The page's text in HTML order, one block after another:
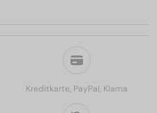
Kreditkarte, PayPal, Klarna